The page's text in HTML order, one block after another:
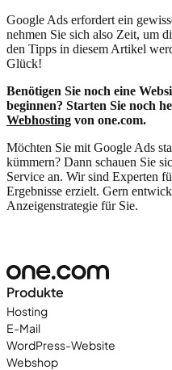
Google Ads erfordert ein
nehmen Sie sich also Zeit, um
den Tipps in diesem Artikel
Glück!
Benötigen Sie noch eine
beginnen? Starten Sie noch
Webhosting von one.com.
Möchten Sie mit Google Ads
kümmern? Dann schauen Sie
Service an. Wir sind Experten
Ergebnisse erzielt. Gern
Anzeigenstrategie für Sie.
Produkte
Hosting
E-Mail
WordPress-Website
Webshop